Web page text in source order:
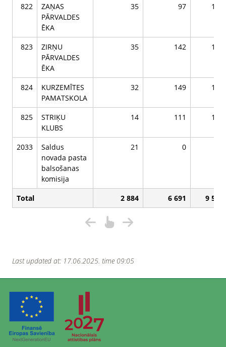
822
ZAŅAS
PĀRVALDES
ĒKA
35 97 132
823
ZIRŅU
PĀRVALDES
ĒKA
35 142 177
824
KURZEMĪTES
PAMATSKOLA
32 149 181
825
STRIĶU
KLUBS
14 111 125
2033
Saldus
novada pasta
balsošanas
komisija
21 0
Total 2 884 6 691 9 575
Last updated at: 17.06.2025. time 09:05